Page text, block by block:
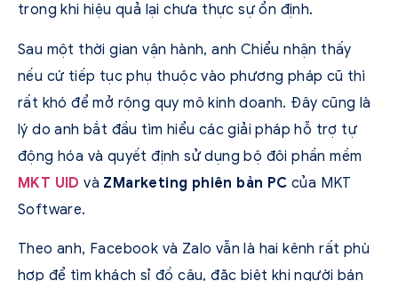
trong khi hiệu quả lại chưa thực sự ổn định.
Sau một thời gian vận hành, anh Chiểu nhận thấy
nếu cứ tiếp tục phụ thuộc vào phương pháp cũ thì
rất khó để mở rộng quy mô kinh doanh. Đây cũng là
lý do anh bắt đầu tìm hiểu các giải pháp hỗ trợ tự
động hóa và quyết định sử dụng bộ đôi phần mềm
MKT UID và ZMarketing phiên bản PC của MKT
Software.
Theo anh, Facebook và Zalo vẫn là hai kênh rất phù
hợp để tìm khách sỉ đồ câu, đặc biệt khi người bán